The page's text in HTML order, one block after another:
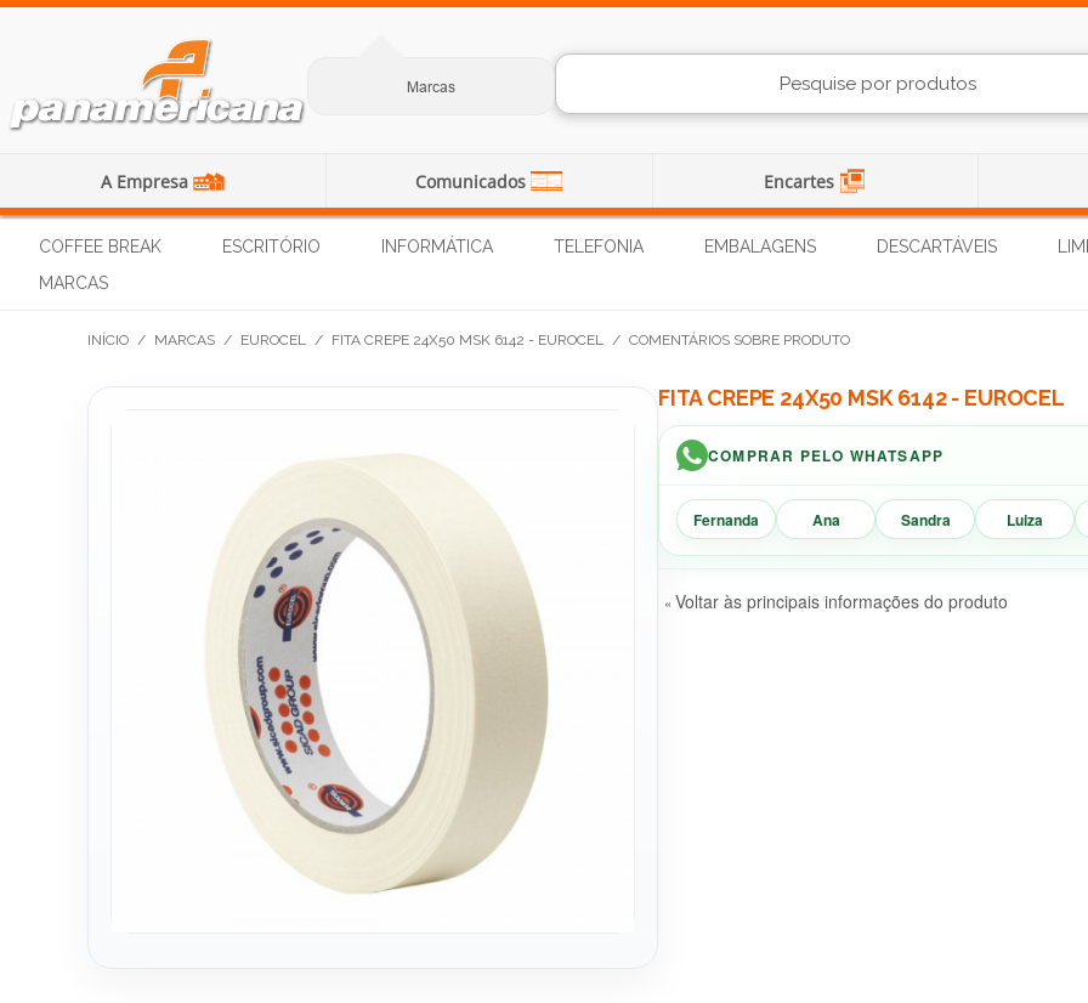
Marcas
A Empresa Comunicados Encartes
COFFEE BREAK ESCRITÓRIO INFORMÁTICA TELEFONIA EMBALAGENS DESCARTÁVEIS
MARCAS
INÍCIO / MARCAS / EUROCEL / FITA CREPE 24X50 MSK 6142 - EUROCEL / COMENTÁRIOS SOBRE PRODUTO
FITA CREPE 24X50 MSK 6142 - EUROCEL
COMPRAR PELO WHATSAPP
Fernanda Ana Sandra Luiza
« Voltar às principais informações do produto